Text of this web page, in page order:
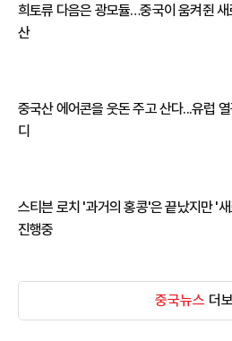
희토류 다음은 광모듈…중국이 움켜쥔 새
산
중국산 에어콘을 웃돈 주고 산다...유럽 열
디
스티븐 로치 '과거의 홍콩'은 끝났지만 '
진행중
중국뉴스 더